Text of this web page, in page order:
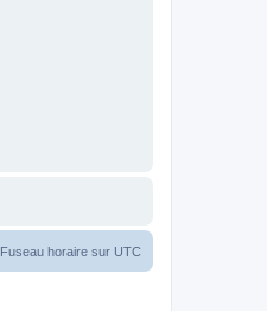
Fuseau horaire sur UTC